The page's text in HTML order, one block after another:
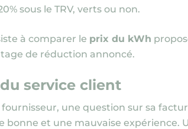
sous le TRV, verts ou non.
à comparer le prix du kWh
de réduction annoncé.
service client
une question sur sa
bonne et une mauvaise expérience.